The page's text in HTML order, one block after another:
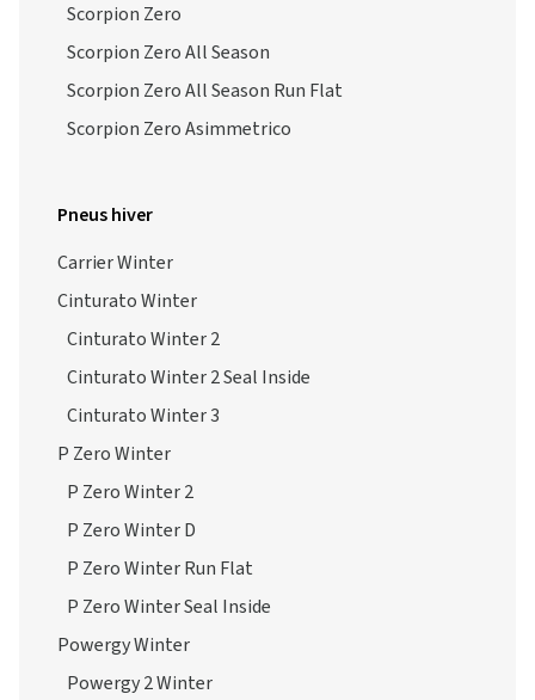
Scorpion Zero
Scorpion Zero All Season
Scorpion Zero All Season Run Flat
Scorpion Zero Asimmetrico
Pneus hiver
Carrier Winter
Cinturato Winter
Cinturato Winter 2
Cinturato Winter 2 Seal Inside
Cinturato Winter 3
P Zero Winter
P Zero Winter 2
P Zero Winter D
P Zero Winter Run Flat
P Zero Winter Seal Inside
Powergy Winter
Powergy 2 Winter